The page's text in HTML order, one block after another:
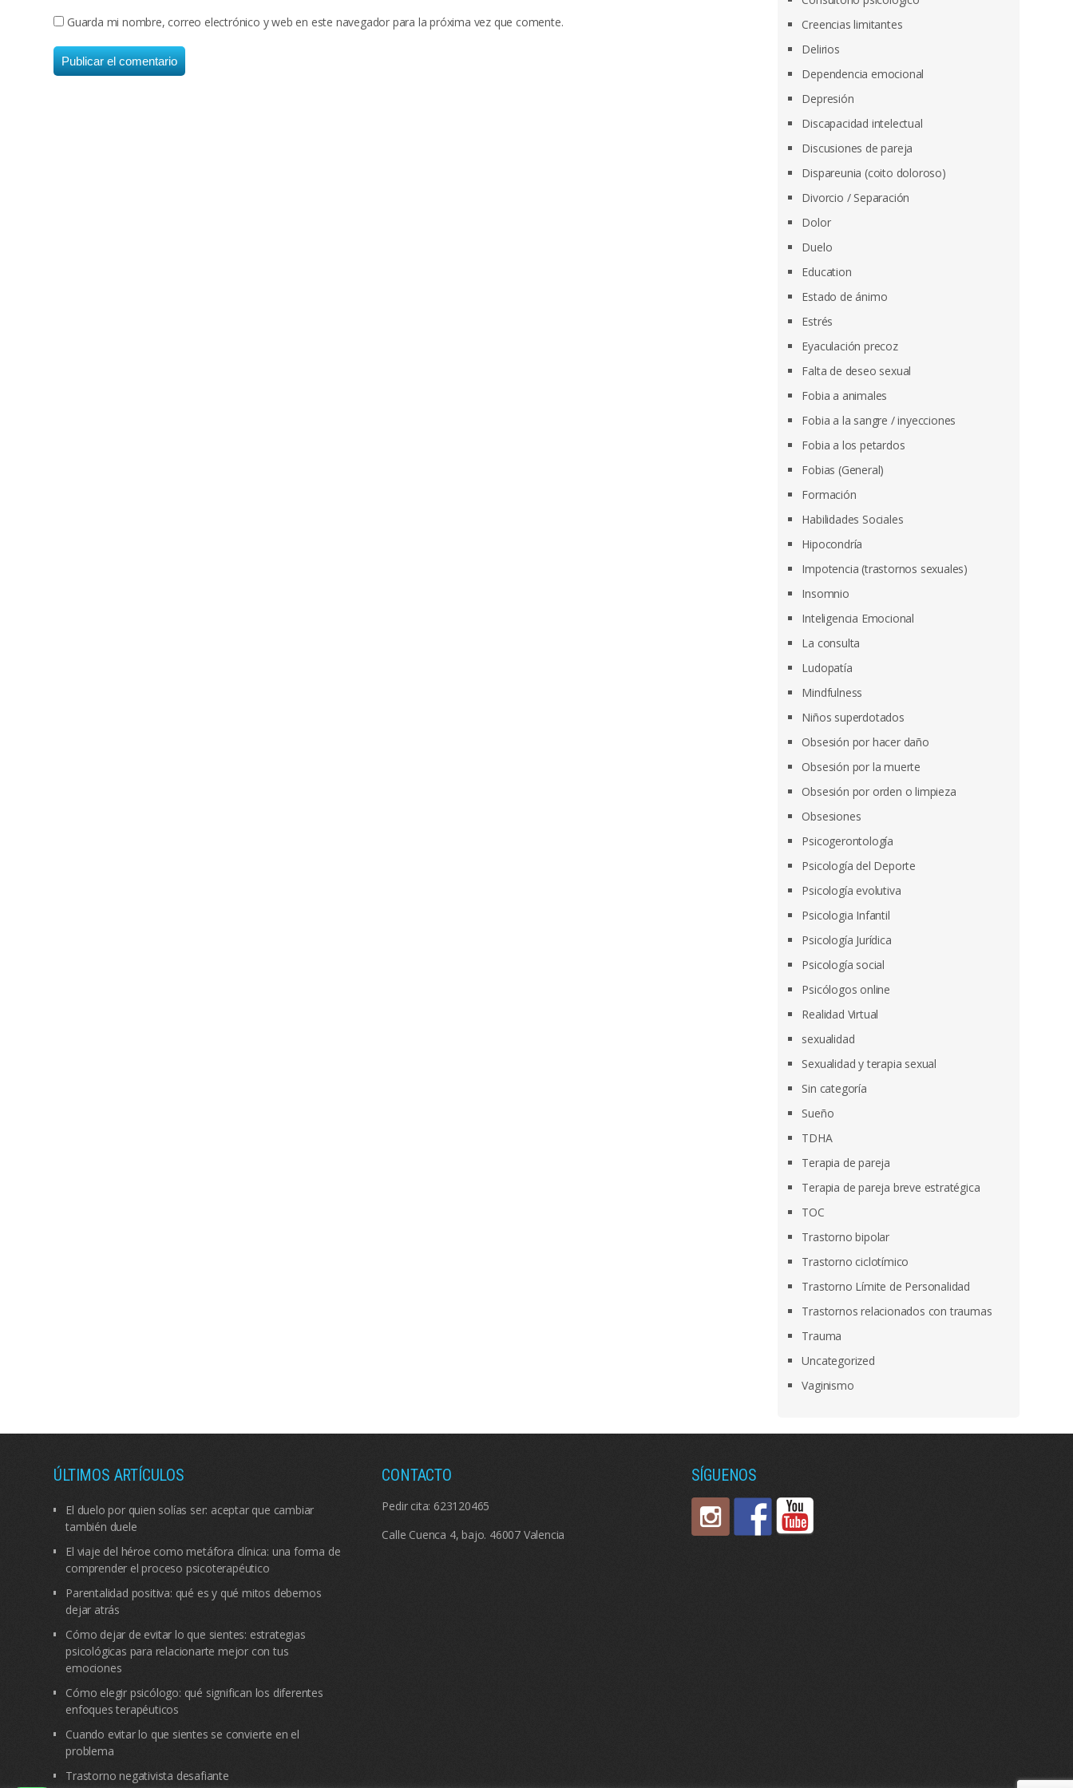
Guarda mi nombre, correo electrónico y web en este navegador para la próxima vez que comente.
Creencias limitantes
Delirios
Dependencia emocional
Depresión
Discapacidad intelectual
Discusiones de pareja
Dispareunia (coito doloroso)
Divorcio / Separación
Dolor
Duelo
Education
Estado de ánimo
Estrés
Eyaculación precoz
Falta de deseo sexual
Fobia a animales
Fobia a la sangre / inyecciones
Fobia a los petardos
Fobias (General)
Formación
Habilidades Sociales
Hipocondría
Impotencia (trastornos sexuales)
Insomnio
Inteligencia Emocional
La consulta
Ludopatía
Mindfulness
Niños superdotados
Obsesión por hacer daño
Obsesión por la muerte
Obsesión por orden o limpieza
Obsesiones
Psicogerontología
Psicología del Deporte
Psicología evolutiva
Psicologia Infantil
Psicología Jurídica
Psicología social
Psicólogos online
Realidad Virtual
sexualidad
Sexualidad y terapia sexual
Sin categoría
Sueño
TDHA
Terapia de pareja
Terapia de pareja breve estratégica
TOC
Trastorno bipolar
Trastorno ciclotímico
Trastorno Límite de Personalidad
Trastornos relacionados con traumas
Trauma
Uncategorized
Vaginismo
ÚLTIMOS ARTÍCULOS
El duelo por quien solías ser: aceptar que cambiar
también duele
El viaje del héroe como metáfora clínica: una forma de
comprender el proceso psicoterapéutico
Parentalidad positiva: qué es y qué mitos debemos
dejar atrás
Cómo dejar de evitar lo que sientes: estrategias
psicológicas para relacionarte mejor con tus
emociones
Cómo elegir psicólogo: qué significan los diferentes
enfoques terapéuticos
Cuando evitar lo que sientes se convierte en el
problema
Trastorno negativista desafiante
CONTACTO
Pedir cita: 623120465
Calle Cuenca 4, bajo. 46007 Valencia
SÍGUENOS